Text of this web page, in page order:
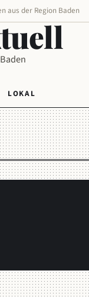
aus der Region Baden
LOKAL